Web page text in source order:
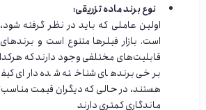
نوع برند ماده تزریقی:
اولین عاملی که باید در نظر گرفته
است. بازار فیلرها متنوع است و
قابلیت‌های مختلفی وجود دارند که
برخی برندهای شناخته شده دارای
هستند، در حالی که دیگران قیمت
ماندگاری کمتری دارند